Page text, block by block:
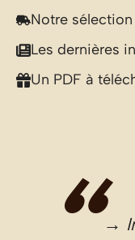
Notre
Les dernières
Un PDF à
→